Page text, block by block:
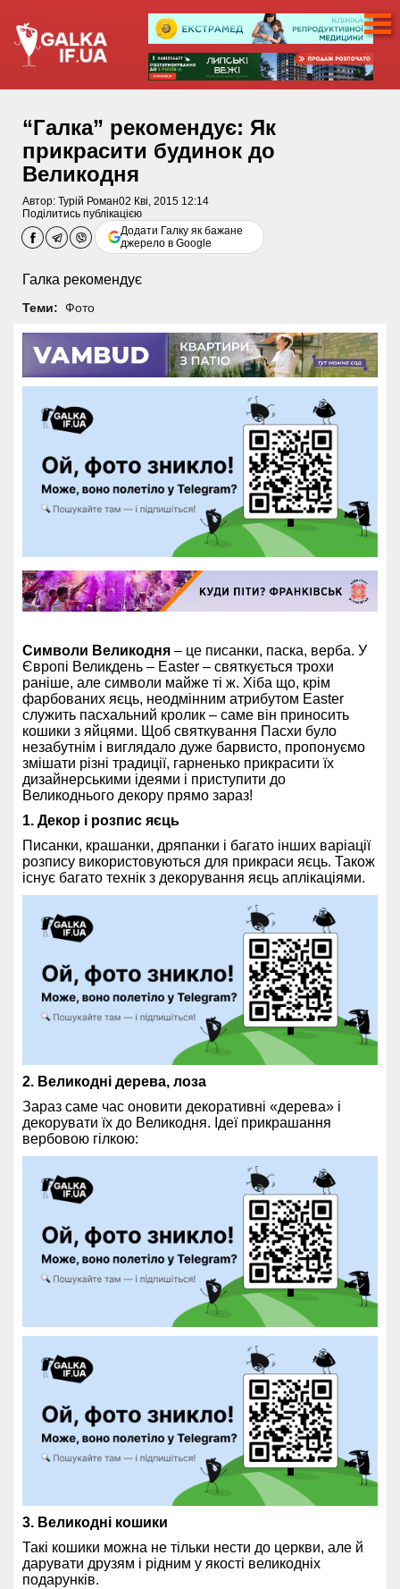
“Галка” рекомендує: Як
прикрасити будинок до
Великодня
Автор: Турій Роман02 Кві, 2015 12:14
Поділитись публікацією
Додати Галку як бажане
джерело в Google
Галка рекомендує
Теми: Фото
Символи Великодня – це писанки, паска, верба. У
Європі Великдень – Easter – святкується трохи
раніше, але символи майже ті ж. Хіба що, крім
фарбованих яєць, неодмінним атрибутом Easter
служить пасхальний кролик – саме він приносить
кошики з яйцями. Щоб святкування Пасхи було
незабутнім і виглядало дуже барвисто, пропонуємо
змішати різні традиції, гарненько прикрасити їх
дизайнерськими ідеями і приступити до
Великоднього декору прямо зараз!
1. Декор і розпис яєць
Писанки, крашанки, дряпанки і багато інших варіації
розпису використовуються для прикраси яєць. Також
існує багато технік з декорування яєць аплікаціями.
2. Великодні дерева, лоза
Зараз саме час оновити декоративні «дерева» і
декорувати їх до Великодня. Ідеї прикрашання
вербовою гілкою:
3. Великодні кошики
Такі кошики можна не тільки нести до церкви, але й
дарувати друзям і рідним у якості великодніх
подарунків.